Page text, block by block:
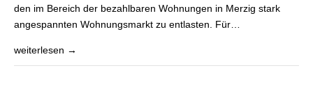
den im Bereich der bezahlbaren Wohnungen in Merzig stark
angespannten Wohnungsmarkt zu entlasten. Für…
weiterlesen →